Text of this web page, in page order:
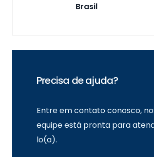
Brasil
Precisa de ajuda?
Entre em contato conosco,
equipe está pronta para
lo(a).